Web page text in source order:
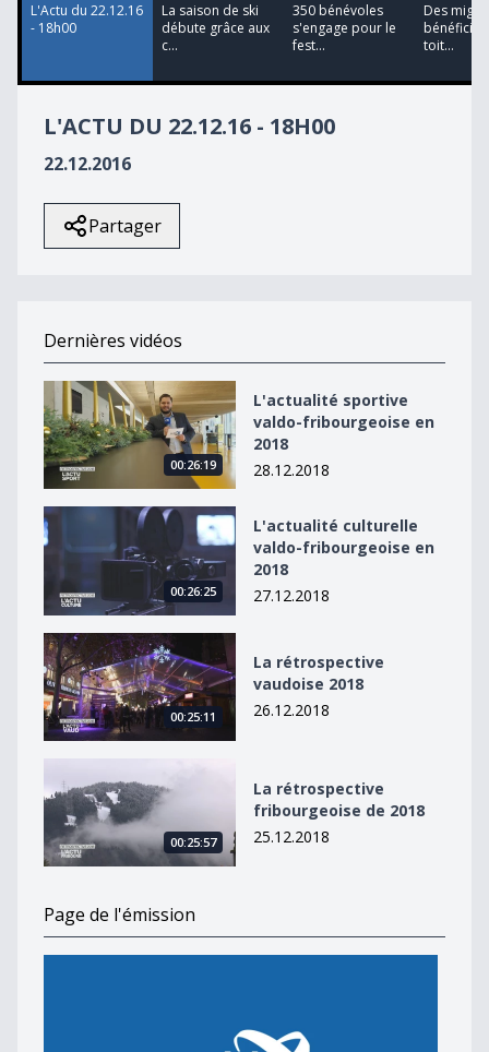
L'Actu du 22.12.16
- 18h00
La saison de ski
débute grâce aux
c...
350 bénévoles
s'engage pour le
fest...
Des
toit...
L'ACTU DU 22.12.16 - 18H00
22.12.2016
Partager
Dernières vidéos
L&#039;actualité sportive valdo-fribourgeoise en 2018
00:26:19
L'actualité sportive
valdo-fribourgeoise en
2018
28.12.2018
L&#039;actualité culturelle valdo-fribourgeoise en
00:26:25
L'actualité culturelle
valdo-fribourgeoise en
2018
27.12.2018
La rétrospective vaudoise 2018
00:25:11
La rétrospective
vaudoise 2018
26.12.2018
00:25:57
La rétrospective
fribourgeoise de 2018
25.12.2018
Page de l'émission